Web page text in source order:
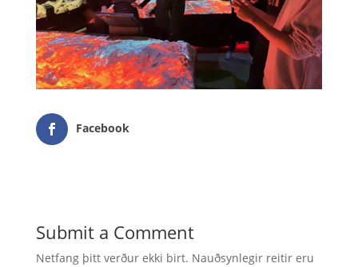
Facebook
Submit a Comment
Netfang þitt verður ekki birt. Nauðsynlegir reitir eru